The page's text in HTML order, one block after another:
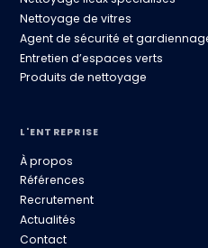
Nettoyage de vitres
Agent de sécurité et
Entretien d’espaces verts
Produits de nettoyage
L'ENTREPRISE
À propos
Références
Recrutement
Actualités
Contact